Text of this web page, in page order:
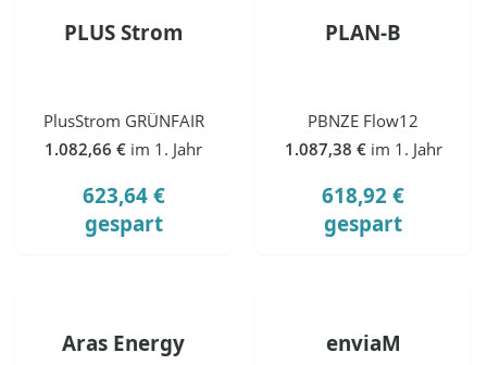
PLUS Strom
PlusStrom GRÜNFAIR
1.082,66 € im 1. Jahr
623,64 €
gespart
PLAN-B
PBNZE Flow12
1.087,38 € im 1. Jahr
618,92 €
gespart
Aras Energy enviaM